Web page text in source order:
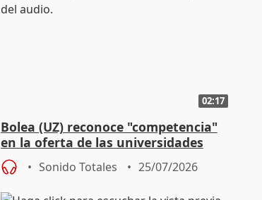
02:17
Bolea (UZ) reconoce "competencia"
en la oferta de las universidades
privadas
Sonido Totales 25/07/2026